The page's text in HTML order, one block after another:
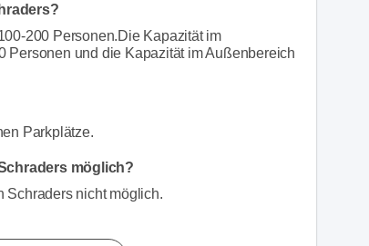
200 Personen.Die Kapazität im
Personen und die Kapazität im Außenbereich
Parkplätze.
möglich?
Schraders nicht möglich.